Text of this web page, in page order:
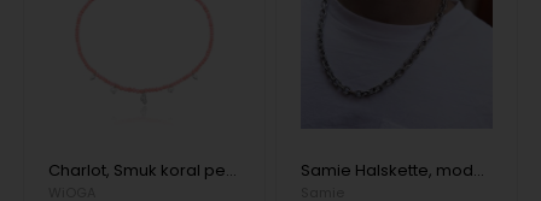
Charlot, Smuk koral perlekæde med sølv detaljer og ferskvandsperler fra danske WiOGA Samie Halskette, model X2007gs